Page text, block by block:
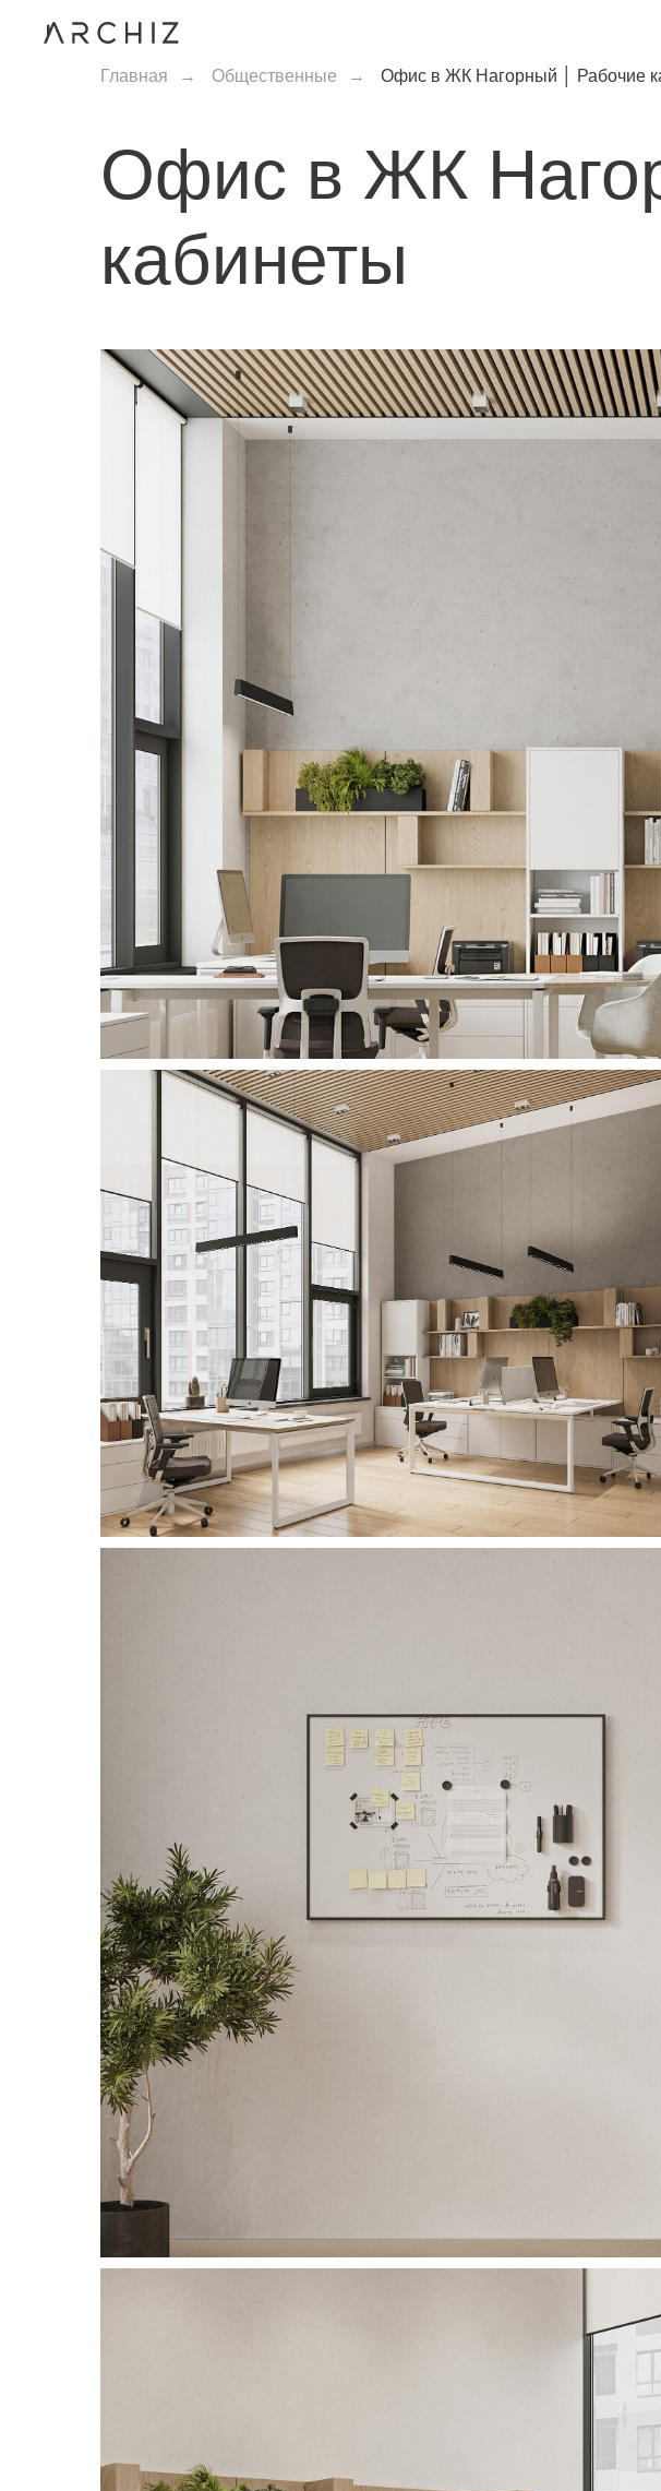
Главная → Общественные → Офис в ЖК Нагорный │ Рабочие
Офис в ЖК
кабинеты